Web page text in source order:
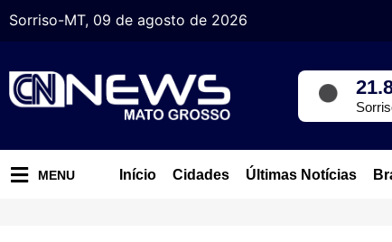
Sorriso-MT, 09 de agosto de 2026
MENU Início Cidades Últimas Notícias